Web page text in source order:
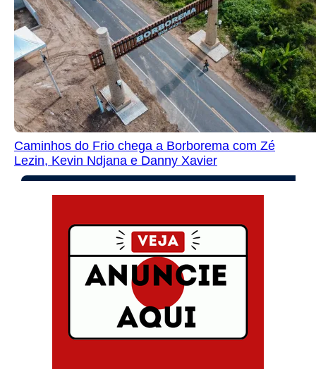
Caminhos do Frio chega a Borborema com Zé
Lezin, Kevin Ndjana e Danny Xavier